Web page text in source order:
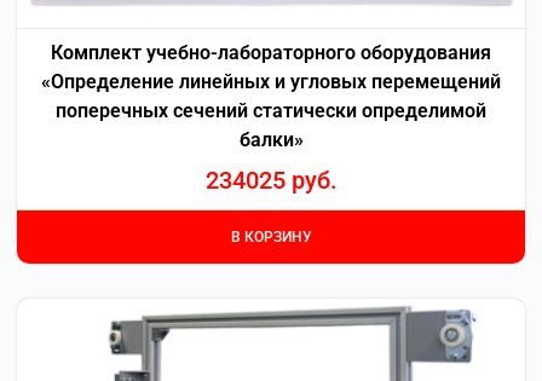
Комплект учебно-лабораторного оборудования
«Определение линейных и угловых перемещений
поперечных сечений статически определимой
балки»
234025 руб.
В КОРЗИНУ